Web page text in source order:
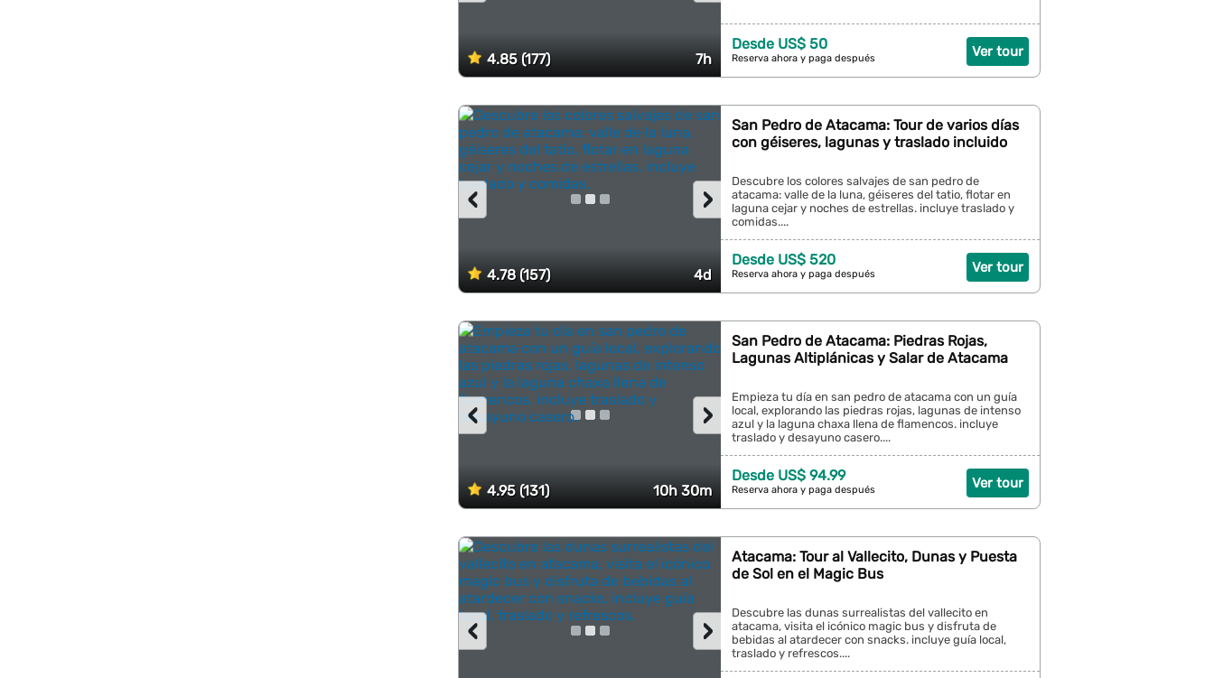
4.85 (177) 7h Ver tour
Desde US$ 50
Reserva ahora y paga después
4.78 (157) 4d
›
‹
San Pedro de Atacama: Tour de varios días
con géiseres, lagunas y traslado incluido
Descubre los colores salvajes de san pedro de
atacama: valle de la luna, géiseres del tatio, flotar en
laguna cejar y noches de estrellas. incluye traslado y
comidas....
Ver tour
Desde US$ 520
Reserva ahora y paga después
4.95 (131) 10h 30m
›
‹
San Pedro de Atacama: Piedras Rojas,
Lagunas Altiplánicas y Salar de Atacama
Empieza tu día en san pedro de atacama con un guía
local, explorando las piedras rojas, lagunas de intenso
azul y la laguna chaxa llena de flamencos. incluye
traslado y desayuno casero....
Ver tour
Desde US$ 94.99
Reserva ahora y paga después
›
‹
Atacama: Tour al Vallecito, Dunas y Puesta
de Sol en el Magic Bus
Descubre las dunas surrealistas del vallecito en
atacama, visita el icónico magic bus y disfruta de
bebidas al atardecer con snacks. incluye guía local,
traslado y refrescos....